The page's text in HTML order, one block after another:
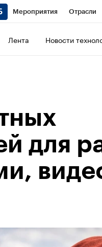
Мероприятия Отрасли
Лента Новости
для